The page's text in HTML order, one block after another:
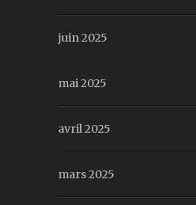
juin 2025
mai 2025
avril 2025
mars 2025